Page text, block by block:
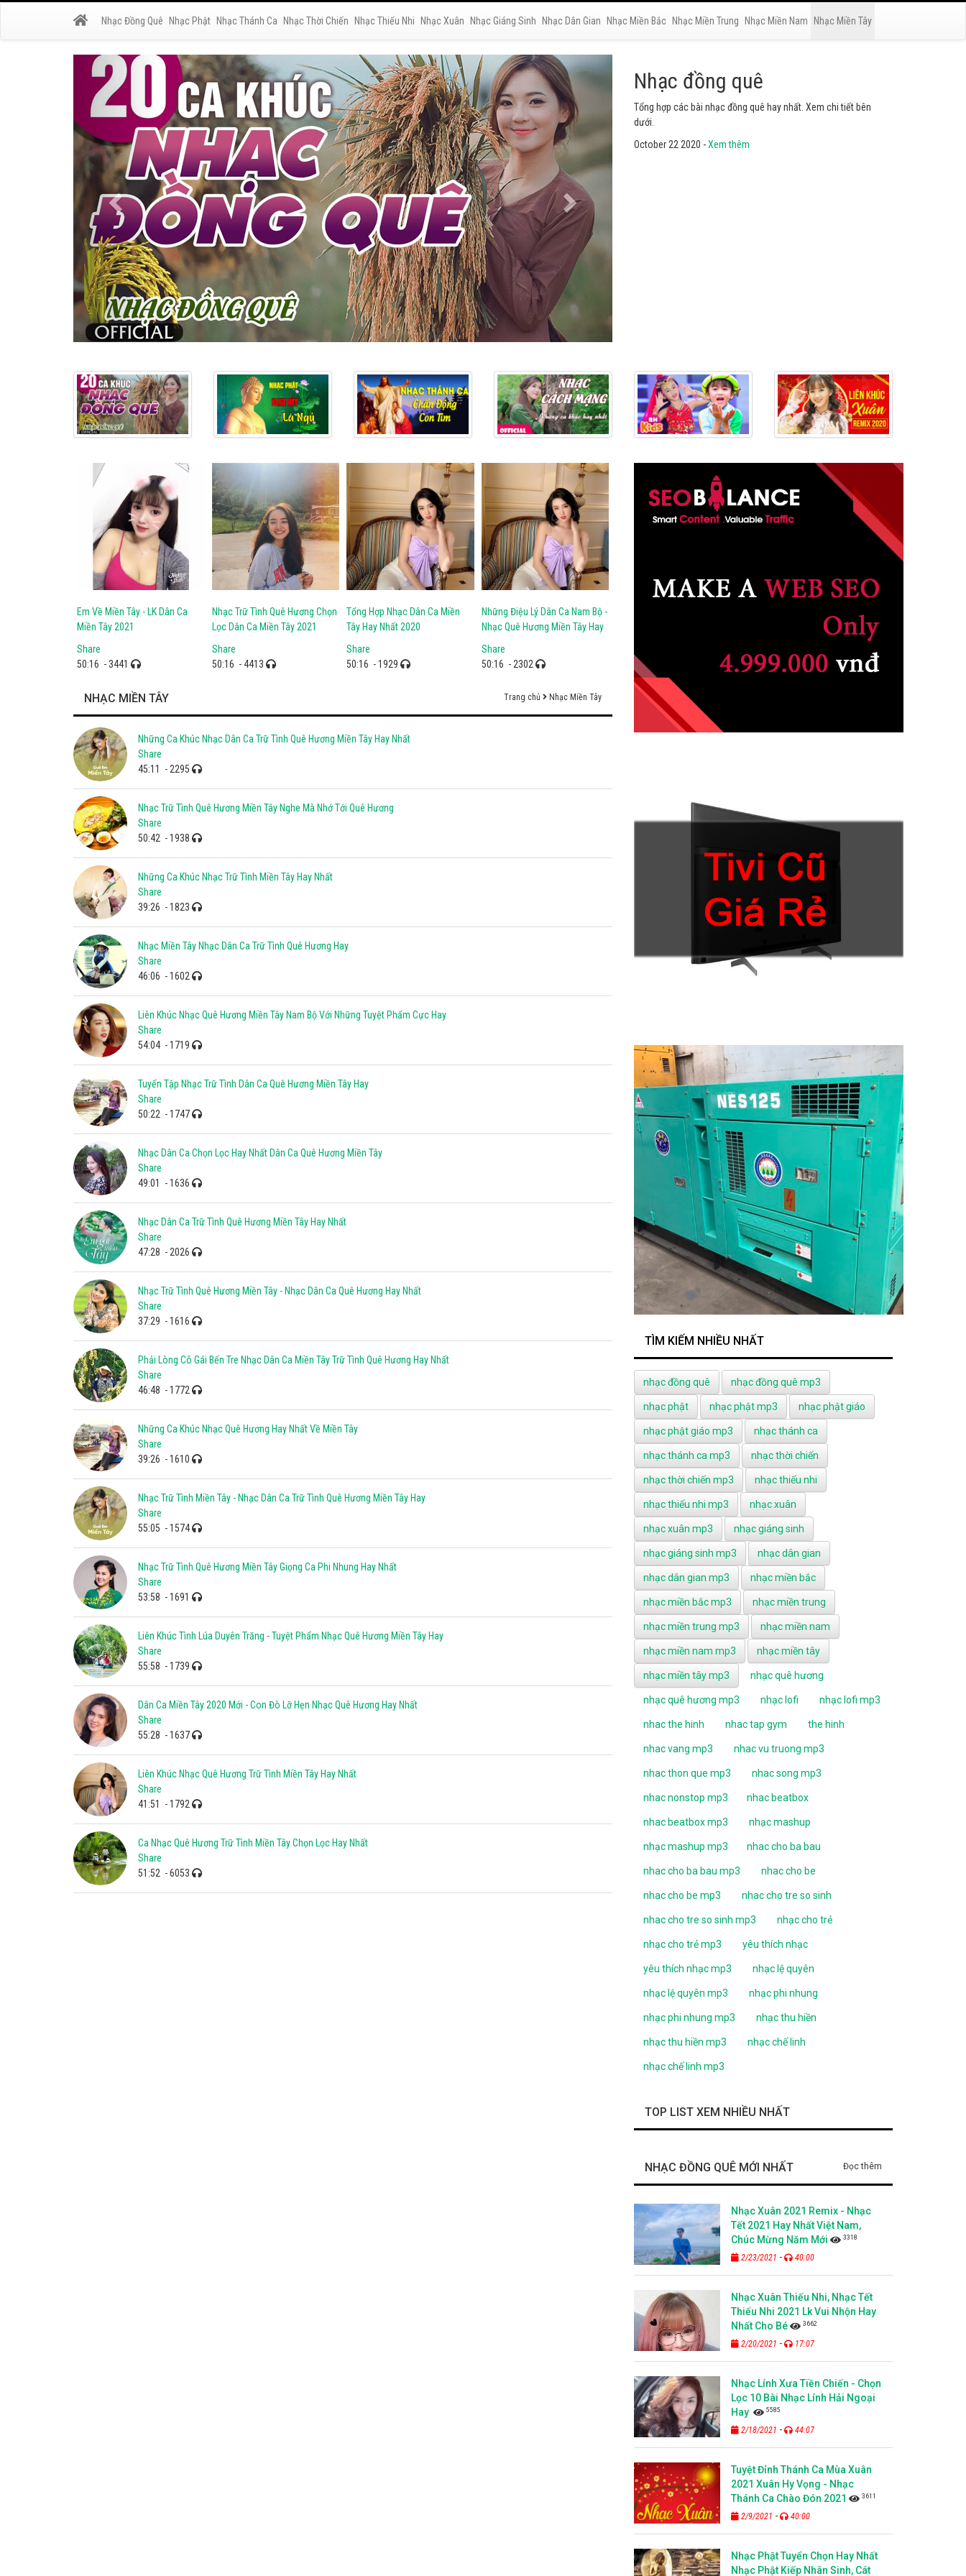
Nhạc Đồng Quê Nhạc Phật Nhạc Thánh Ca Nhạc Thời Chiến Nhạc Thiếu Nhi Nhạc Xuân Nhạc Giáng Sinh Nhạc Dân Gian Nhạc Miền Bắc Nhạc Miền Trung Nhạc Miền Nam Nhạc Miền Tây
Nhạc phật
Tuyển tập các bài nhạc thánh ca hay nhất. Không thể không
nghe thử.
October 22 2020 -Xem thêm
Em Về Miền Tây - LK Dân Ca
Miền Tây 2021
Share
50:16 - 3441
Nhạc Trữ Tình Quê Hương Chọn
Lọc Dân Ca Miền Tây 2021
Share
50:16 - 4413
Tổng Hợp Nhạc Dân Ca Miền
Tây Hay Nhất 2020
Share
50:16 - 1929
Những Điệu Lý Dân Ca Nam Bộ -
Nhạc Quê Hương Miền Tây Hay
Share
50:16 - 2302
NHẠC MIỀN TÂY Trang chủ Nhạc Miền Tây
Những Ca Khúc Nhạc Dân Ca Trữ Tình Quê Hương Miền Tây Hay Nhất
Share
45:11
- 2295
Nhạc Trữ Tình Quê Hương Miền Tây Nghe Mà Nhớ Tới Quê Hương
Share
50:42 - 1938
Những Ca Khúc Nhạc Trữ Tình Miền Tây Hay Nhất
Share
39:26 - 1823
Nhạc Miền Tây Nhạc Dân Ca Trữ Tình Quê Hương Hay
Share
46:06 - 1602
Liên Khúc Nhạc Quê Hương Miền Tây Nam Bộ Với Những Tuyệt Phẩm Cực Hay
Share
54:04 - 1719
Tuyển Tập Nhạc Trữ Tình Dân Ca Quê Hương Miền Tây Hay
Share
50:22 - 1747
Nhạc Dân Ca Chọn Lọc Hay Nhất Dân Ca Quê Hương Miền Tây
Share
49:01
- 1636
Nhạc Dân Ca Trữ Tình Quê Hương Miền Tây Hay Nhất
Share
47:28 - 2026
Nhạc Trữ Tình Quê Hương Miền Tây - Nhạc Dân Ca Quê Hương Hay Nhất
Share
37:29 - 1616
Phải Lòng Cô Gái Bến Tre Nhạc Dân Ca Miền Tây Trữ Tình Quê Hương Hay Nhất
Share
46:48 - 1772
Những Ca Khúc Nhạc Quê Hương Hay Nhất Về Miền Tây
Share
39:26 - 1610
Nhạc Trữ Tình Miền Tây - Nhạc Dân Ca Trữ Tình Quê Hương Miền Tây Hay
Share
55:05 - 1574
Nhạc Trữ Tình Quê Hương Miền Tây Giọng Ca Phi Nhung Hay Nhất
Share
53:58 - 1691
Liên Khúc Tình Lúa Duyên Trăng - Tuyệt Phẩm Nhạc Quê Hương Miền Tây Hay
Share
55:58 - 1739
Dân Ca Miền Tây 2020 Mới - Con Đò Lỡ Hẹn Nhạc Quê Hương Hay Nhất
Share
55:28 - 1637
Liên Khúc Nhạc Quê Hương Trữ Tình Miền Tây Hay Nhất
Share
41:51
- 1792
Ca Nhạc Quê Hương Trữ Tình Miền Tây Chọn Lọc Hay Nhất
Share
51:52 - 6053
TÌM KIẾM NHIỀU NHẤT
nhạc đồng quê nhạc đồng quê mp3
nhạc phật nhạc phật mp3 nhạc phật giáo
nhạc phật giáo mp3 nhạc thánh ca
nhạc thánh ca mp3 nhạc thời chiến
nhạc thời chiến mp3 nhạc thiếu nhi
nhạc thiếu nhi mp3 nhạc xuân
nhạc xuân mp3 nhạc giáng sinh
nhạc giáng sinh mp3 nhạc dân gian
nhạc dân gian mp3 nhạc miền bắc
nhạc miền bắc mp3 nhạc miền trung
nhạc miền trung mp3 nhạc miền nam
nhạc miền nam mp3 nhạc miền tây
nhạc miền tây mp3 nhạc quê hương
nhạc quê hương mp3 nhạc lofi nhạc lofi mp3
nhac the hinh nhac tap gym the hinh
nhac vang mp3 nhac vu truong mp3
nhac thon que mp3 nhac song mp3
nhac nonstop mp3 nhac beatbox
nhac beatbox mp3 nhạc mashup
nhạc mashup mp3 nhac cho ba bau
nhac cho ba bau mp3 nhac cho be
nhac cho be mp3 nhac cho tre so sinh
nhac cho tre so sinh mp3 nhạc cho trẻ
nhạc cho trẻ mp3 yêu thích nhạc
yêu thích nhạc mp3 nhạc lệ quyên
nhạc lệ quyên mp3 nhạc phi nhung
nhạc phi nhung mp3 nhạc thu hiền
nhạc thu hiền mp3 nhạc chế linh
nhạc chế linh mp3
TOP LIST XEM NHIỀU NHẤT
NHẠC ĐỒNG QUÊ MỚI NHẤT Đọc thêm
Nhạc Xuân 2021 Remix - Nhạc
Tết 2021 Hay Nhất Việt Nam,
Chúc Mừng Năm Mới
3318
2/23/2021 - 40:00
Nhạc Xuân Thiếu Nhi, Nhạc Tết
Thiếu Nhi 2021 Lk Vui Nhộn Hay
Nhất Cho Bé
3662
2/20/2021 - 17:07
Nhạc Lính Xưa Tiền Chiến - Chọn
Lọc 10 Bài Nhạc Lính Hải Ngoại
Hay
5585
2/18/2021 - 44:07
Tuyệt Đỉnh Thánh Ca Mùa Xuân
2021 Xuân Hy Vọng - Nhạc
Thánh Ca Chào Đón 2021
3611
2/9/2021 - 40:00
Nhạc Phật Tuyển Chọn Hay Nhất
Nhạc Phật Kiếp Nhân Sinh, Cát